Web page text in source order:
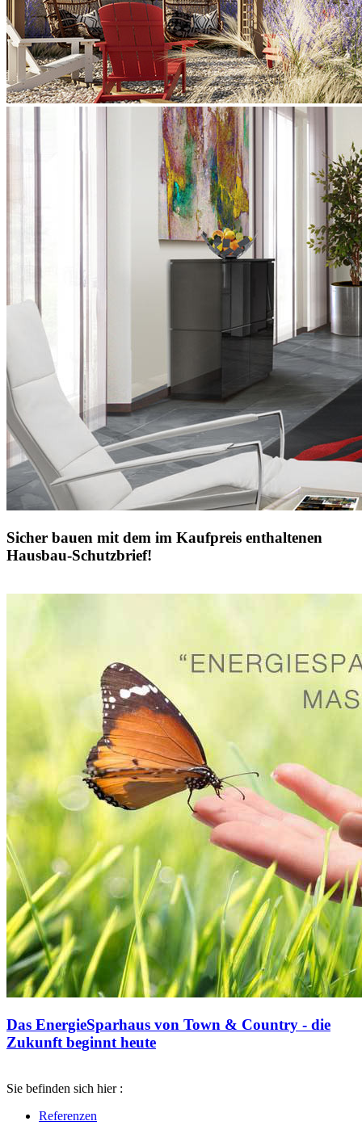
Sicher bauen mit dem im Kaufpreis enthaltenen
Hausbau-Schutzbrief!
Das EnergieSparhaus von Town & Country - die
Zukunft beginnt heute
Sie befinden sich hier :
Referenzen